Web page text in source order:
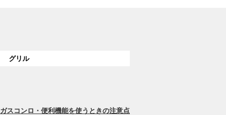
グリル
ガスコンロ・便利機能を使うときの注意点